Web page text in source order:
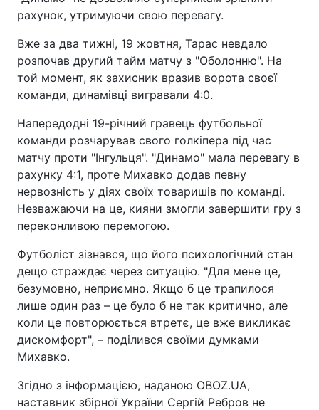
рахунок, утримуючи свою перевагу.
Вже за два тижні, 19 жовтня, Тарас невдало
розпочав другий тайм матчу з "Оболонню". На
той момент, як захисник вразив ворота своєї
команди, динамівці вигравали 4:0.
Напередодні 19-річний гравець футбольної
команди розчарував свого голкіпера під час
матчу проти "Інгульця". "Динамо" мала перевагу в
рахунку 4:1, проте Михавко додав певну
нервозність у діях своїх товаришів по команді.
Незважаючи на це, кияни змогли завершити гру з
переконливою перемогою.
Футболіст зізнався, що його психологічний стан
дещо страждає через ситуацію. "Для мене це,
безумовно, неприємно. Якщо б це трапилося
лише один раз – це було б не так критично, але
коли це повторюється втретє, це вже викликає
дискомфорт", – поділився своїми думками
Михавко.
Згідно з інформацією, наданою OBOZ.UA,
наставник збірної України Сергій Ребров не